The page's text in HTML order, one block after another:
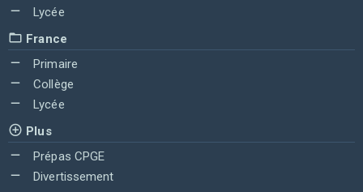
Lycée
France
Primaire
Collège
Lycée
Plus
Prépas CPGE
Divertissement